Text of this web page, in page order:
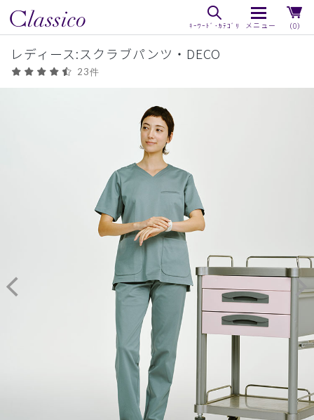
（0）
レディース:スクラブパンツ・DECO
23件